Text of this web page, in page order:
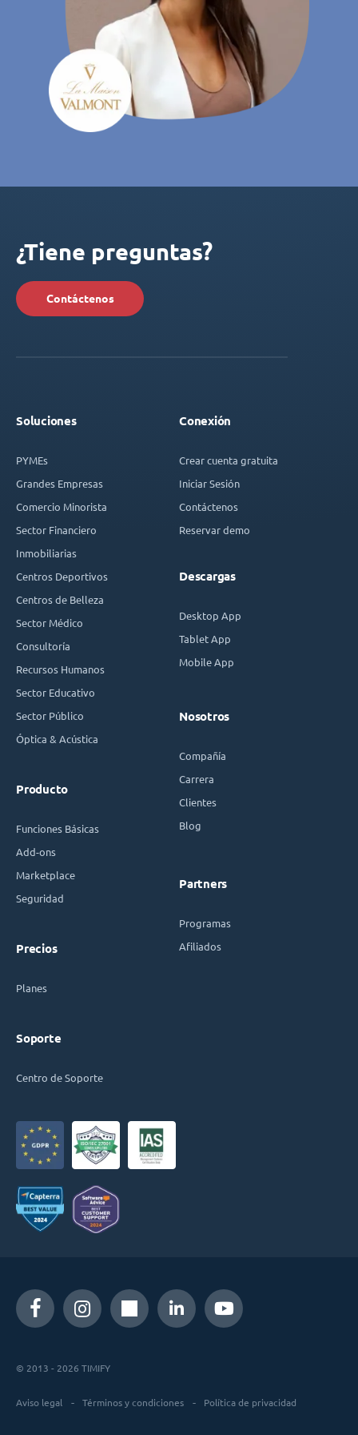
¿Tiene preguntas?
Contáctenos
Soluciones
PYMEs
Grandes Empresas
Comercio Minorista
Sector Financiero
Inmobiliarias
Centros Deportivos
Centros de Belleza
Sector Médico
Consultoría
Recursos Humanos
Sector Educativo
Sector Público
Óptica & Acústica
Producto
Funciones Básicas
Add-ons
Marketplace
Seguridad
Precios
Planes
Soporte
Centro de Soporte
Conexión
Crear cuenta gratuita
Iniciar Sesión
Contáctenos
Reservar demo
Descargas
Desktop App
Tablet App
Mobile App
Nosotros
Compañía
Carrera
Clientes
Blog
Partners
Programas
Afiliados
© 2013 - 2026 TIMIFY
Aviso legal Términos y condiciones Política de privacidad